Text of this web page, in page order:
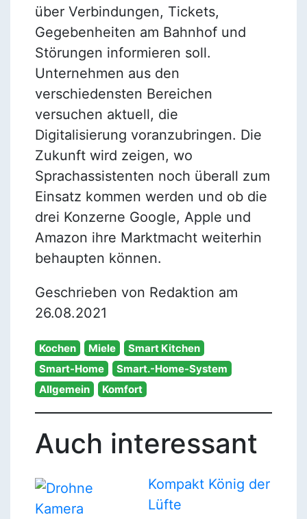
über Verbindungen, Tickets,
Gegebenheiten am Bahnhof und
Störungen informieren soll.
Unternehmen aus den
verschiedensten Bereichen
versuchen aktuell, die
Digitalisierung voranzubringen. Die
Zukunft wird zeigen, wo
Sprachassistenten noch überall zum
Einsatz kommen werden und ob die
drei Konzerne Google, Apple und
Amazon ihre Marktmacht weiterhin
behaupten können.
Geschrieben von Redaktion am
26.08.2021
Kochen Miele
Smart Kitchen
Smart-Home
Smart.-Home-System
Allgemein
Komfort
Auch interessant
Kompakt König der
Lüfte